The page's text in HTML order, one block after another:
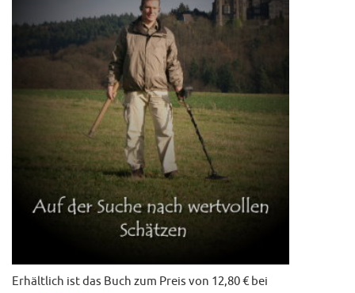
Erhältlich ist das Buch zum Preis von 12,80 € bei